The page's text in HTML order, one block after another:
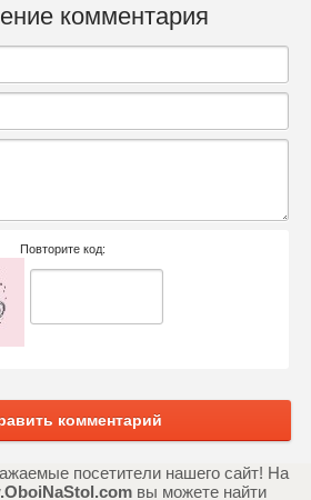
комментария
Повторите код:
комментарий
посетители нашего сайт! На
вы можете найти